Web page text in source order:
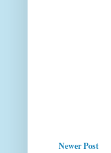
Newer Post